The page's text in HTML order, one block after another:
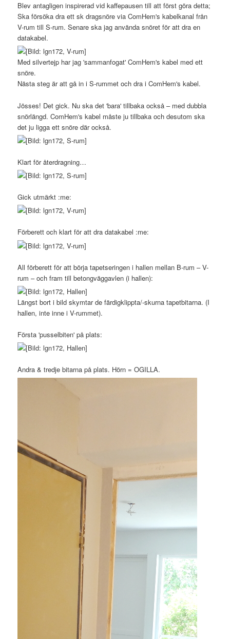
Blev antagligen inspirerad vid kaffepausen till att först göra detta;
Ska försöka dra ett sk dragsnöre via ComHem's kabelkanal från
V-rum till S-rum. Senare ska jag använda snöret för att dra en
datakabel.
Med silvertejp har jag 'sammanfogat' ComHem's kabel med ett
snöre.
Nästa steg är att gå in i S-rummet och dra i ComHem's kabel.
Jösses! Det gick. Nu ska det 'bara' tillbaka också – med dubbla
snörlängd. ComHem's kabel måste ju tillbaka och desutom ska
det ju ligga ett snöre där också.
Klart för återdragning…
Gick utmärkt :me:
Förberett och klart för att dra datakabel :me:
All förberett för att börja tapetseringen i hallen mellan B-rum – V-
rum – och fram till betongväggavlen (i hallen):
Längst bort i bild skymtar de färdigklippta/-skurna tapetbitarna. (I
hallen, inte inne i V-rummet).
Första 'pusselbiten' på plats:
Andra & tredje bitarna på plats. Hörn = OGILLA.